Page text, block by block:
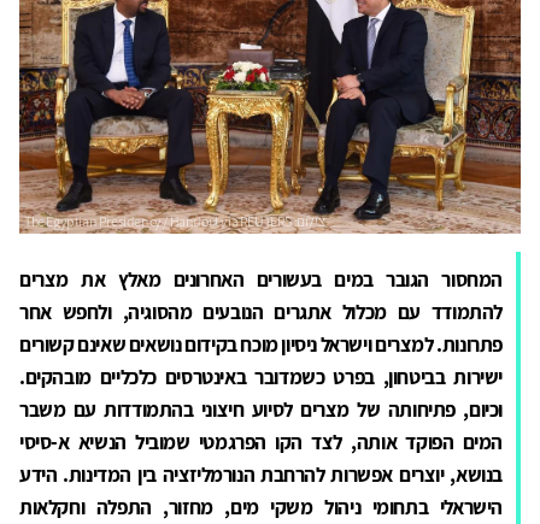
המחסור הגובר במים בעשורים האחרונים מאלץ את מצרים
להתמודד עם מכלול אתגרים הנובעים מהסוגיה, ולחפש אחר
פתרונות. למצרים וישראל ניסיון מוכח בקידום נושאים שאינם קשורים
ישירות בביטחון, בפרט כשמדובר באינטרסים כלכליים מובהקים.
וכיום, פתיחותה של מצרים לסיוע חיצוני בהתמודדות עם משבר
המים הפוקד אותה, לצד הקו הפרגמטי שמוביל הנשיא א-סיסי
בנושא, יוצרים אפשרות להרחבת הנורמליזציה בין המדינות. הידע
הישראלי בתחומי ניהול משקי מים, מחזור, התפלה וחקלאות